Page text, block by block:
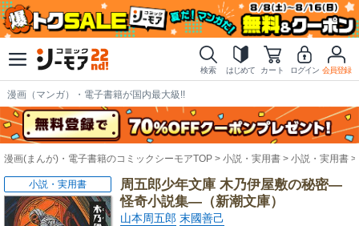
検索 はじめて カート ログイン 会員登録
漫画（マンガ）・電子書籍が国内最大級!!
漫画(まんが)・電子書籍のコミックシーモアTOP 小説・実用書 小説・実用書
周五郎少年文庫 木乃伊屋敷の秘密―
怪奇小説集―（新潮文庫）
山本周五郎 末國善己
小説・実用書